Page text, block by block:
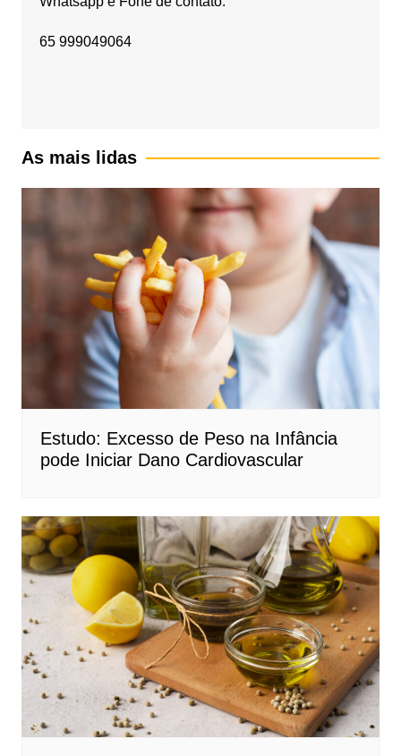
65 999049064
As mais lidas
Estudo: Excesso de Peso na Infância
pode Iniciar Dano Cardiovascular